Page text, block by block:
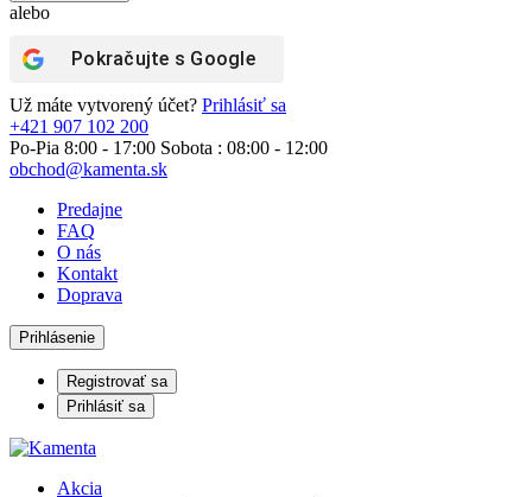
alebo
Pokračujte s Google
Už máte vytvorený účet? Prihlásiť sa
+421 907 102 200
Po-Pia 8:00 - 17:00 Sobota : 08:00 - 12:00
obchod@kamenta.sk
Predajne
FAQ
O nás
Kontakt
Doprava
Prihlásenie
Registrovať sa
Prihlásiť sa
Akcia